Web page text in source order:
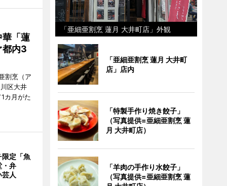
「蓮
内3
割烹（ア
区大井
カ月がた
定「魚
・弁
人
「亜細亜割烹 蓮月 大井町店」外観
「亜細亜割烹 蓮月 大井町
店」店内
「特製手作り焼き餃子」
（写真提供=亜細亜割烹 蓮
月 大井町店）
「羊肉の手作り水餃子」
（写真提供=亜細亜割烹 蓮